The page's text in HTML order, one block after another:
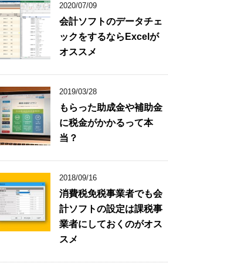
2020/07/09
会計ソフトのデータチェ
ックをするならExcelが
オススメ
2019/03/28
もらった助成金や補助金
に税金がかかるって本
当？
2018/09/16
消費税免税事業者でも会
計ソフトの設定は課税事
業者にしておくのがオス
スメ